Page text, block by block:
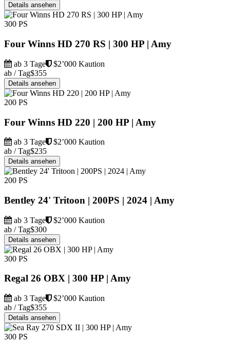
Details ansehen
300 PS
Four Winns HD 270 RS | 300 HP | Amy
ab 3 Tage
$2’000 Kaution
ab / Tag$355
Details ansehen
200 PS
Four Winns HD 220 | 200 HP | Amy
ab 3 Tage
$2’000 Kaution
ab / Tag$235
Details ansehen
200 PS
Bentley 24' Tritoon | 200PS | 2024 | Amy
ab 3 Tage
$2’000 Kaution
ab / Tag$300
Details ansehen
300 PS
Regal 26 OBX | 300 HP | Amy
ab 3 Tage
$2’000 Kaution
ab / Tag$355
Details ansehen
300 PS